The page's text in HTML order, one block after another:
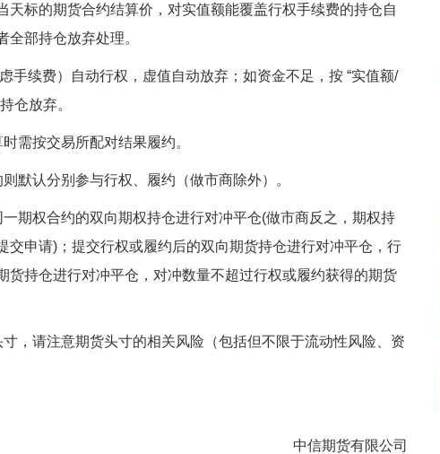
天标的期货合约结算价，对实值额能覆盖行权手续费的持仓自
部持仓放弃处理。
续费）自动行权，虚值自动放弃；如资金不足，按 “实值额/
仓放弃。
需按交易所配对结果履约。
默认分别参与行权、履约（做市商除外）。
一期权合约的双向期权持仓进行对冲平仓(做市商反之，期权持
交申请)；提交行权或履约后的双向期货持仓进行对冲平仓 ， 行
货持仓进行对冲平仓 ， 对冲数量不超过行权或履约获得的期货
，请注意期货头寸的相关风险（包括但不限于流动性风险、资
中信期货有限公司